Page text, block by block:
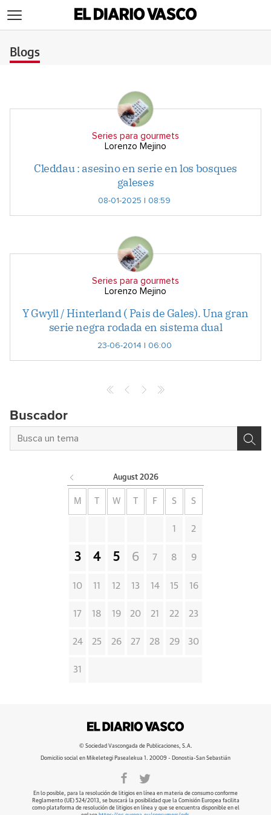
Blogs
Series para gourmets
Lorenzo Mejino
Cleddau : asesino en serie en los bosques
galeses
08-01-2025 | 08:59
Series para gourmets
Lorenzo Mejino
Y Gwyll / Hinterland ( Pais de Gales). Una gran
serie negra rodada en sistema dual
23-06-2014 | 06:00
Buscador
August 2026
M W F S S
1 2
3 4 5 6 7 8 9
10 11 12 13 14 15 16
17 18 19 20 21 22 23
24 25 26 27 28 29 30
31
© Sociedad Vascongada de Publicaciones, S.A.
Domicilio social en Mikeletegi Pasealekua 1. 20009 - Donostia-San Sebastián
En lo posible, para la resolución de litigios en línea en materia de consumo conforme
Reglamento (UE) 524/2013, se buscará la posibilidad que la Comisión Europea facilita
como plataforma de resolución de litigios en línea y que se encuentra disponible en el